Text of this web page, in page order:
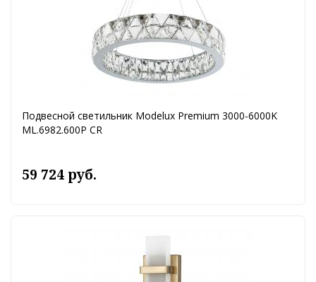
Подвесной светильник Modelux Premium 3000-6000K
ML.6982.600P CR
59 724 руб.